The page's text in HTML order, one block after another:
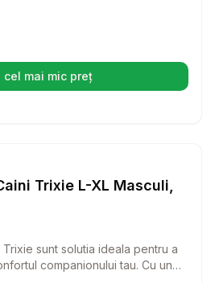
excelenta in momentele in care
cel mai mic preț
(se deschide într-o filă nouă)
Scutece
Trixie L-XL Masculi,
sunt solutia ideala pentru a
companionului tau. Cu un